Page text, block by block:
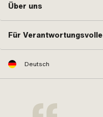
Über uns
Für Verantwortungsvolle
Deutsch